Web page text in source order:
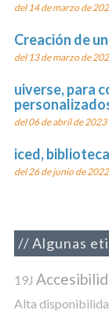
del 14 de marzo de
Creación de
del 13 de marzo de
uiverse, para
del 06 de abril de 2023
iced,
del 26 de junio de 2022
Algunas
19J
Alta